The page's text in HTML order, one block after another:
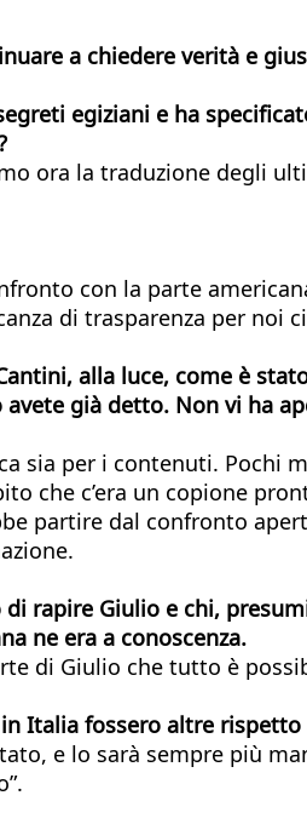
a chiedere verità e
egiziani e ha
ora la traduzione degli
con la parte
di trasparenza per
alla luce, come è
già detto. Non vi ha
sia per i contenuti. Pochi
che c’era un copione
partire dal confronto
rapire Giulio e chi,
ne era a conoscenza.
di Giulio che tutto è
Italia fossero altre rispetto
e lo sarà sempre più